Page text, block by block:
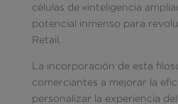
células de «inteligencia
potencial inmenso para
Retail.
La incorporación de esta
comerciantes a mejorar la
personalizar la experiencia